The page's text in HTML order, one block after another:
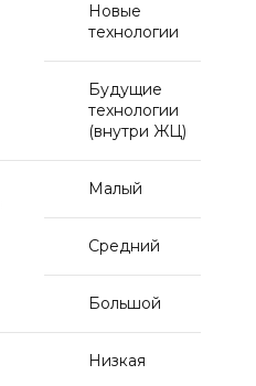
Новые
технологии
Будущие
технологии
(внутри ЖЦ)
Малый
Средний
Большой
Низкая